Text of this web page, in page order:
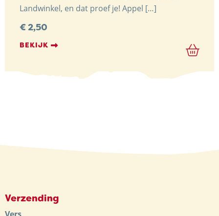
Landwinkel, en dat proef je! Appel […]
€2,50
BEKIJK
Verzending